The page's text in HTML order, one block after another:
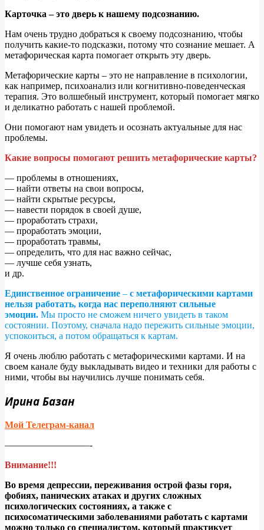
Карточка – это дверь к нашему подсознанию.
Нам очень трудно добраться к своему подсознанию, чтобы
получить какие-то подсказки, потому что сознание мешает. А
метафорическая карта помогает открыть эту дверь.
Метафорические карты – это не направление в психологии,
как например, психоанализ или когнитивно-поведенческая
терапия. Это волшебный инструмент, который помогает мягко
и деликатно работать с нашей проблемой.
Они помогают нам увидеть и осознать актуальные для нас
проблемы.
Какие вопросы помогают решить метафорические карты?
— проблемы в отношениях,
— найти ответы на свои вопросы,
— найти скрытые ресурсы,
— навести порядок в своей душе,
— проработать страхи,
— проработать эмоции,
— проработать травмы,
— определить, что для нас важно сейчас,
— лучше себя узнать,
и др.
Единственное ограничение – с метафорическими картами
нельзя работать, когда нас переполняют сильные
эмоции. Мы просто не сможем ничего увидеть в таком
состоянии. Поэтому, сначала надо пережить сильные эмоции,
успокоиться, а потом обращаться к картам.
Я очень люблю работать с метафорическими картами. И на
своем канале буду выкладывать видео и техники для работы с
ними, чтобы вы научились лучше понимать себя.
Ирина Базан
Мой Телеграм-канал
—————————-
Внимание!!!
Во время депрессии, переживания острой фазы горя,
фобиях, панических атаках и других сложных
психологических состояниях, а также с
психосоматическими заболеваниями работать с картами
можно только со специалистом, который практикует